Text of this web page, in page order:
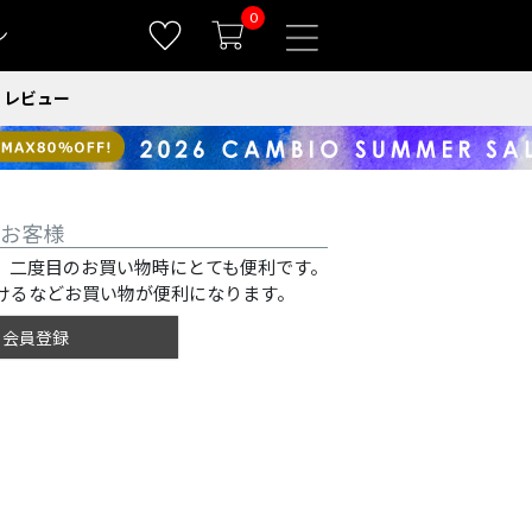
0
レビュー
客様
度目のお買い物時にとても便利です。
などお買い物が便利になります。
会員登録